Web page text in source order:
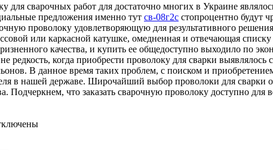
для сварочных работ для достаточно многих в Украине
предложения именно тут св-08г2с стопроцентно будут
проволоку удовлетворяющую для результативного
или каркасной катушке, омедненная и отвечающая
качества, и купить ее общедоступно выходило по
редкость, когда приобрести проволоку для сварки
В данное время таких проблем, с поиском и
в нашей державе. Широчайший выбор проволоки для сварки
Подчеркнем, что заказать сварочную проволоку доступно